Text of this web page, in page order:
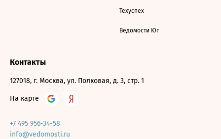
Техуспех
Ведомости Юг
Контакты
127018, г. Москва, ул. Полковая, д. 3, стр. 1
На карте
+7 495 956-34-58
info@vedomosti.ru